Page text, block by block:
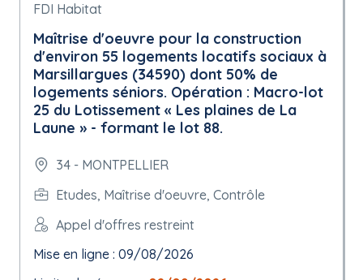
FDI Habitat
Maîtrise d'oeuvre pour la construction
d'environ 55 logements locatifs sociaux à
Marsillargues (34590) dont 50% de
logements séniors. Opération : Macro-lot
25 du Lotissement « Les plaines de La
Laune » - formant le lot 88.
34 - MONTPELLIER
Etudes, Maîtrise d'oeuvre, Contrôle
Appel d'offres restreint
Mise en ligne : 09/08/2026